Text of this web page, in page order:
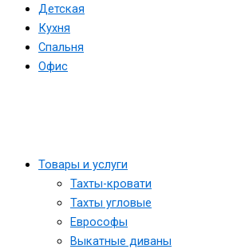
Детская
Кухня
Спальня
Офис
Товары и услуги
Тахты-кровати
Тахты угловые
Еврософы
Выкатные диваны